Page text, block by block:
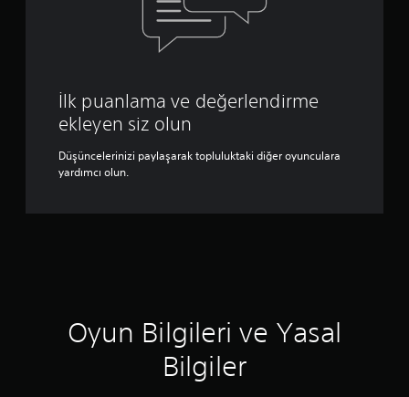
İlk puanlama ve değerlendirme
ekleyen siz olun
Düşüncelerinizi paylaşarak topluluktaki diğer oyunculara
yardımcı olun.
Oyun Bilgileri ve Yasal
Bilgiler